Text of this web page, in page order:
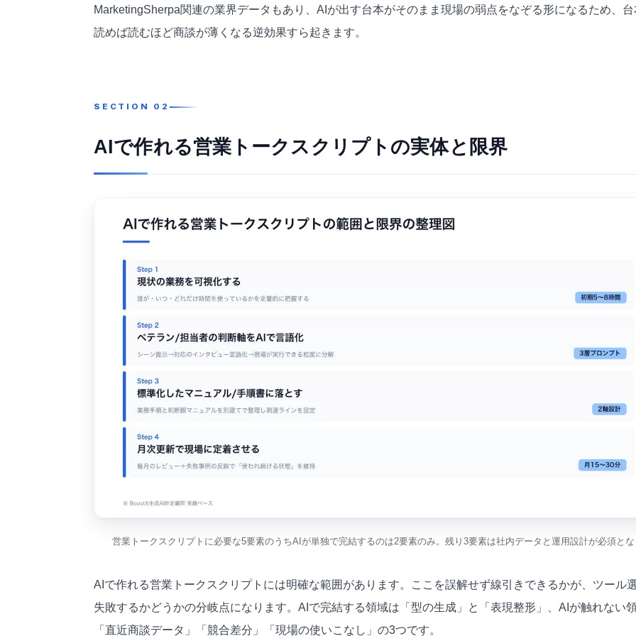
MarketingSherpa関連の業界データもあり、AIが出す台本がそのまま現場の弱点をなぞる形になるため、
読めば読むほど商談が薄くなる逆効果すら起きます。
AIで作れる営業トークスクリプトの実体と限界
営業トークスクリプトに必要な5要素のうちAIが単独で完結するのは2要素のみ。残り3要素は社内データと運用設計が必須とな
AIで作れる営業トークスクリプトには明確な範囲があります。ここを誤解せず線引きできるかが、ツール
失敗するかどうかの分岐点になります。AIで完結する領域は「型の生成」と「表現整形」、AIが触れない
「直近商談データ」「競合差分」「現場の使いこなし」の3つです。